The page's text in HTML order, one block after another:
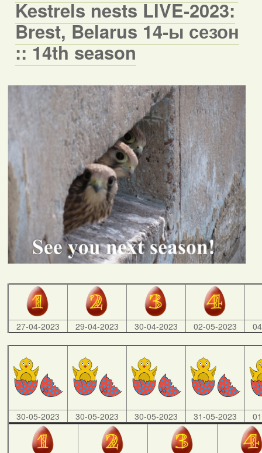
Kestrels nests LIVE-2023:
Brest, Belarus 14-ы сезон
:: 14th season
27-04-2023 29-04-2023 30-04-2023 02-05-2023
30-05-2023 30-05-2023 30-05-2023 31-05-2023